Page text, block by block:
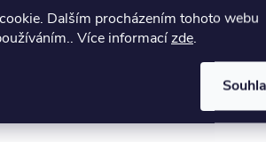
Dalším procházením tohoto webu
Více informacízde.